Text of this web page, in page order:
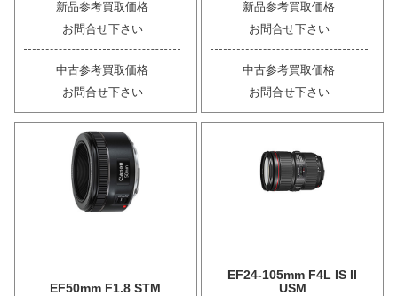
新品参考買取価格
お問合せ下さい
中古参考買取価格
お問合せ下さい
新品参考買取価格
お問合せ下さい
中古参考買取価格
お問合せ下さい
EF50mm F1.8 STM
EF24-105mm F4L IS II
USM